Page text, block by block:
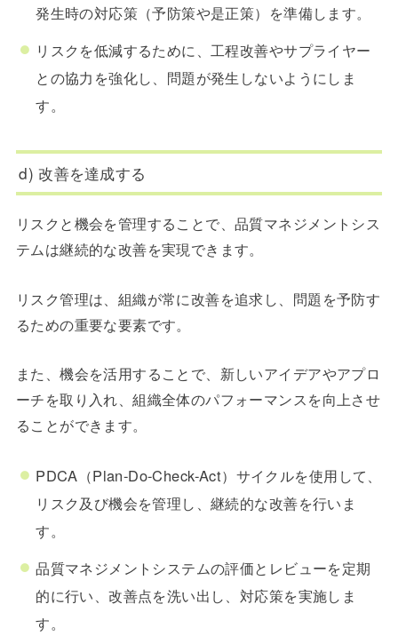
発生時の対応策（予防策や是正策）を準備します。
リスクを低減するために、工程改善やサプライヤー
との協力を強化し、問題が発生しないようにしま
す。
d) 改善を達成する
リスクと機会を管理することで、品質マネジメントシス
テムは継続的な改善を実現できます。
リスク管理は、組織が常に改善を追求し、問題を予防す
るための重要な要素です。
また、機会を活用することで、新しいアイデアやアプロ
ーチを取り入れ、組織全体のパフォーマンスを向上させ
ることができます。
PDCA（Plan-Do-Check-Act）サイクルを使用して、
リスク及び機会を管理し、継続的な改善を行いま
す。
品質マネジメントシステムの評価とレビューを定期
的に行い、改善点を洗い出し、対応策を実施しま
す。